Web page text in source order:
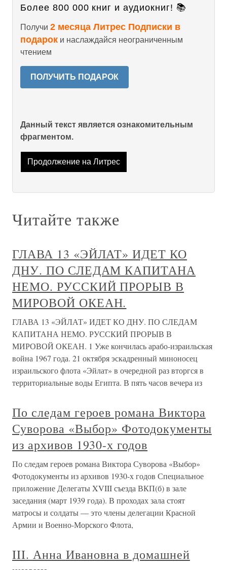
Более 800 000 книг и аудиокниг! 📚
Получи 2 месяца Литрес Подписки в
подарок и наслаждайся неограниченным
чтением
ПОЛУЧИТЬ ПОДАРОК
Данный текст является ознакомительным
фрагментом.
Продолжение на Литрес
Читайте также
ГЛАВА 13 «ЭЙЛАТ» ИДЕТ КО
ДНУ. ПО СЛЕДАМ КАПИТАНА
НЕМО. РУССКИЙ ПРОРЫВ В
МИРОВОЙ ОКЕАН.
ГЛАВА 13 «ЭЙЛАТ» ИДЕТ КО ДНУ. ПО СЛЕДАМ
КАПИТАНА НЕМО. РУССКИЙ ПРОРЫВ В
МИРОВОЙ ОКЕАН. 1 Уже кончилась арабо-израильская
война 1967 года. 21 октября эскадренный миноносец
израильского флота «Эйлат» в очередной раз вторгся в
территориальные воды Египта. В пять часов вечера из
По следам героев романа Виктора
Суворова «Выбор» Фотодокументы
из архивов 1930-х годов
По следам героев романа Виктора Суворова «Выбор»
Фотодокументы из архивов 1930-х годов Специальное
приложение Делегаты XVIII съезда ВКП(б) в зале
заседания (март 1939 года). В проходах зала стоят
матросы и солдаты — это члены делегации Красной
Армии и Военно-Морского Флота,
III. Анна Ивановна в домашней